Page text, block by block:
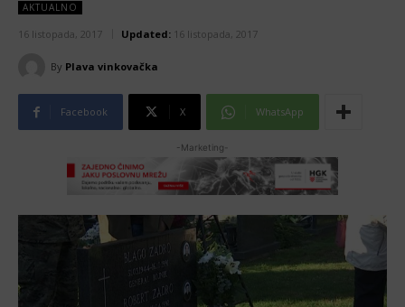
AKTUALNO
16 listopada, 2017 Updated: 16 listopada, 2017
By Plava vinkovačka
Facebook X WhatsApp
-Marketing-